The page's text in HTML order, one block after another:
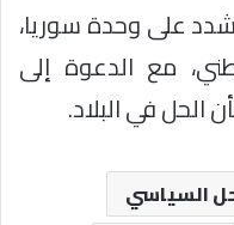
شدد على وحدة سوريا،
مع الدعوة إلى
السياسي